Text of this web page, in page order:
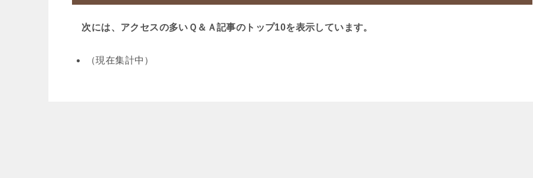
次には、アクセスの多いＱ＆Ａ記事のトップ10を表示しています。
（現在集計中）